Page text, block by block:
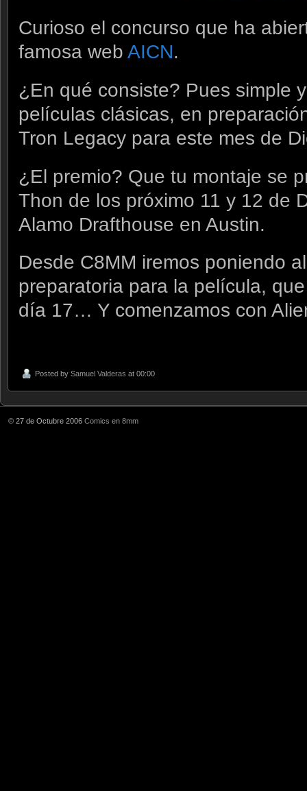
Curioso el concurso que ha
famosa web AICN.
¿En qué consiste? Pues simple
películas clásicas, en
Tron Legacy para este mes de
¿El premio? Que tu montaje se
Thon de los próximo 11 y 12 de
Alamo Drafthouse en Austin.
Desde C8MM iremos poniendo
preparatoria para la película,
día 17… Y comenzamos con
Posted by Samuel Valderas at 00:00
© 27 de Octubre 2006 Comics en 8mm